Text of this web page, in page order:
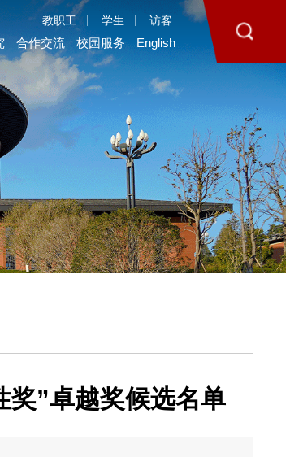
教职工 学生 访客
合作交流 校园服务 English
”卓越奖候选名单